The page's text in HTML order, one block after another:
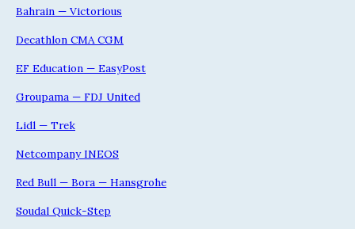
Bahrain — Victorious
Decathlon CMA CGM
EF Education — EasyPost
Groupama — FDJ United
Lidl — Trek
Netcompany INEOS
Red Bull — Bora — Hansgrohe
Soudal Quick-Step